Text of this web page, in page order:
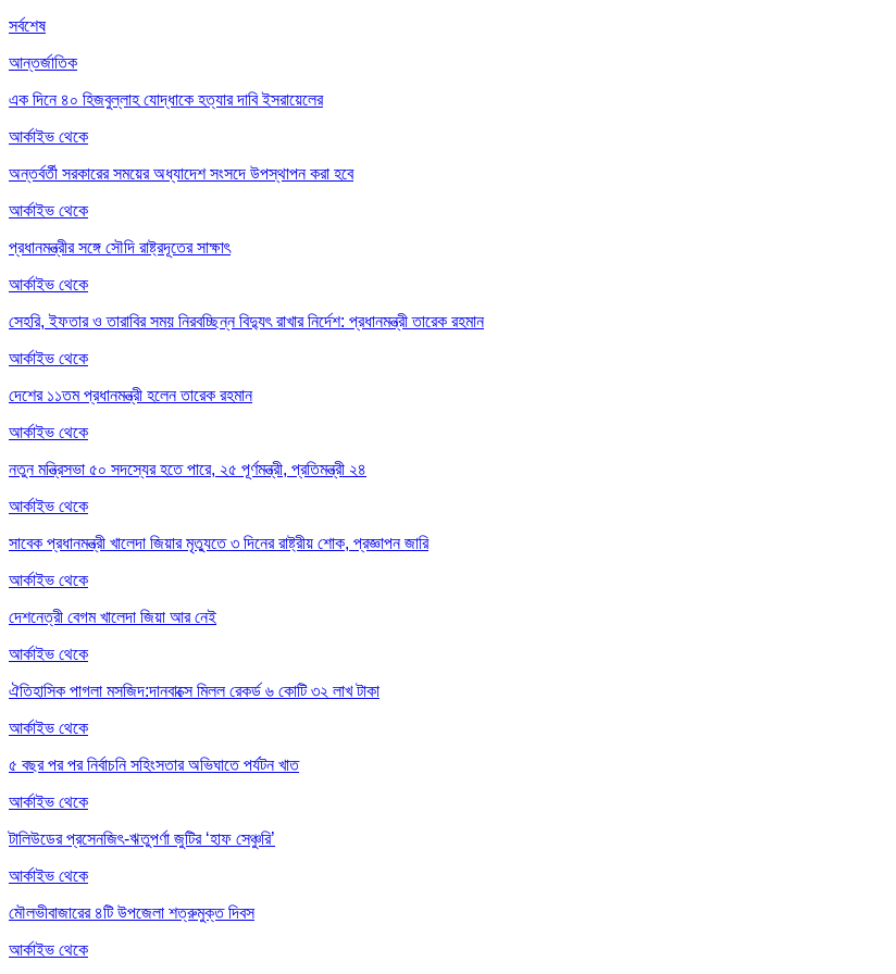
সর্বশেষ
আন্তর্জাতিক
এক দিনে ৪০ হিজবুল্লাহ যোদ্ধাকে হত্যার দাবি ইসরায়েলের
আর্কাইভ থেকে
অন্তর্বর্তী সরকারের সময়ের অধ্যাদেশ সংসদে উপস্থাপন করা হবে
আর্কাইভ থেকে
প্রধানমন্ত্রীর সঙ্গে সৌদি রাষ্ট্রদূতের সাক্ষাৎ
আর্কাইভ থেকে
সেহরি, ইফতার ও তারাবির সময় নিরবচ্ছিন্ন বিদ্যুৎ রাখার নির্দেশ: প্রধানমন্ত্রী তারেক রহমান
আর্কাইভ থেকে
দেশের ১১তম প্রধানমন্ত্রী হলেন তারেক রহমান
আর্কাইভ থেকে
নতুন মন্ত্রিসভা ৫০ সদস্যের হতে পারে, ২৫ পূর্ণমন্ত্রী, প্রতিমন্ত্রী ২৪
আর্কাইভ থেকে
সাবেক প্রধানমন্ত্রী খালেদা জিয়ার মৃত্যুতে ৩ দিনের রাষ্ট্রীয় শোক, প্রজ্ঞাপন জারি
আর্কাইভ থেকে
দেশনেত্রী বেগম খালেদা জিয়া আর নেই
আর্কাইভ থেকে
ঐতিহাসিক পাগলা মসজিদ:দানবাক্সে মিলল রেকর্ড ৬ কোটি ৩২ লাখ টাকা
আর্কাইভ থেকে
৫ বছর পর পর নির্বাচনি সহিংসতার অভিঘাতে পর্যটন খাত
আর্কাইভ থেকে
টালিউডের প্রসেনজিৎ-ঋতুপর্ণা জুটির ‘হাফ সেঞ্চুরি’
আর্কাইভ থেকে
মৌলভীবাজারের ৪টি উপজেলা শত্রুমুক্ত দিবস
আর্কাইভ থেকে